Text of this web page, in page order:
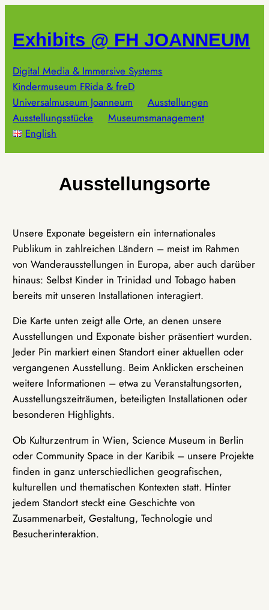
springen
Exhibits @ FH JOANNEUM
Digital Media & Immersive Systems
Kindermuseum FRida & freD
Universalmuseum Joanneum
Ausstellungen
Ausstellungsstücke
Museumsmanagement
English
Ausstellungsorte
Unsere Exponate begeistern ein internationales
Publikum in zahlreichen Ländern – meist im Rahmen
von Wanderausstellungen in Europa, aber auch darüber
hinaus: Selbst Kinder in Trinidad und Tobago haben
bereits mit unseren Installationen interagiert.
Die Karte unten zeigt alle Orte, an denen unsere
Ausstellungen und Exponate bisher präsentiert wurden.
Jeder Pin markiert einen Standort einer aktuellen oder
vergangenen Ausstellung. Beim Anklicken erscheinen
weitere Informationen – etwa zu Veranstaltungsorten,
Ausstellungszeiträumen, beteiligten Installationen oder
besonderen Highlights.
Ob Kulturzentrum in Wien, Science Museum in Berlin
oder Community Space in der Karibik – unsere Projekte
finden in ganz unterschiedlichen geografischen,
kulturellen und thematischen Kontexten statt. Hinter
jedem Standort steckt eine Geschichte von
Zusammenarbeit, Gestaltung, Technologie und
Besucherinteraktion.